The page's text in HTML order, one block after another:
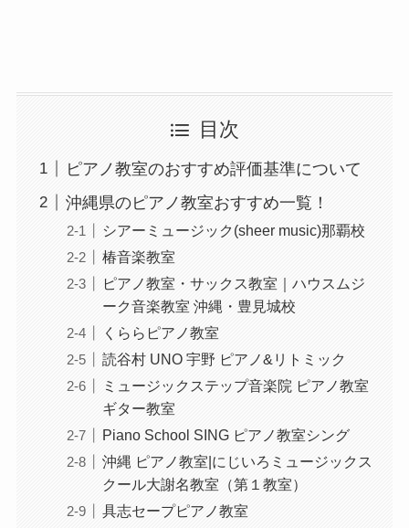
目次
ピアノ教室のおすすめ評価基準について
沖縄県のピアノ教室おすすめ一覧！
シアーミュージック(sheer music)那覇校
椿音楽教室
ピアノ教室・サックス教室｜ハウスムジ
ーク音楽教室 沖縄・豊見城校
くららピアノ教室
読谷村 UNO 宇野 ピアノ&リトミック
ミュージックステップ音楽院 ピアノ教室
ギター教室
Piano School SING ピアノ教室シング
沖縄 ピアノ教室|にじいろミュージックス
クール大謝名教室（第１教室）
具志セープピアノ教室